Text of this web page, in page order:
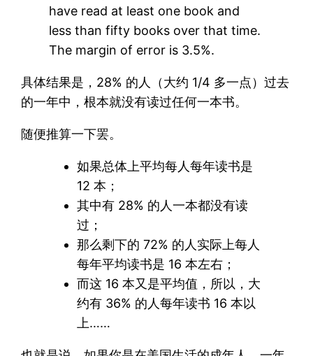
have read at least one book and
less than fifty books over that time.
The margin of error is 3.5%.
具体结果是，28% 的人（大约 1/4 多一点）过去
的一年中，根本就没有读过任何一本书。
随便推算一下罢。
如果总体上平均每人每年读书是
12 本；
其中有 28% 的人一本都没有读
过；
那么剩下的 72% 的人实际上每人
每年平均读书是 16 本左右；
而这 16 本又是平均值，所以，大
约有 36% 的人每年读书 16 本以
上……